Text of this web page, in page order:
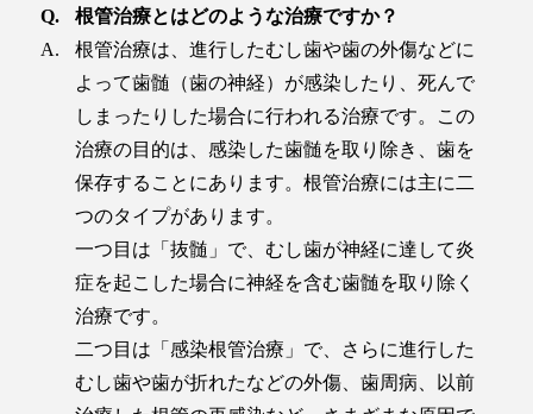
根管治療とはどのような治療ですか？
根管治療は、進行したむし歯や歯の外傷などに
よって歯髄（歯の神経）が感染したり、死んで
しまったりした場合に行われる治療です。この
治療の目的は、感染した歯髄を取り除き、歯を
保存することにあります。根管治療には主に二
つのタイプがあります。
一つ目は「抜髄」で、むし歯が神経に達して炎
症を起こした場合に神経を含む歯髄を取り除く
治療です。
二つ目は「感染根管治療」で、さらに進行した
むし歯や歯が折れたなどの外傷、歯周病、以前